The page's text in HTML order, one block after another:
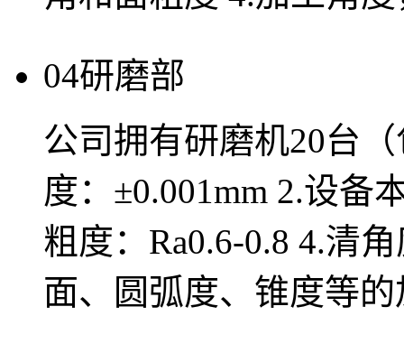
04研磨部
公司拥有研磨机20台
度：±0.001mm 2.设备
粗度：Ra0.6-0.8 4.清
面、圆弧度、锥度等